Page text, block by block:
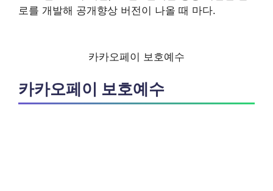
로를 개발해 공개향상 버전이 나올 때 마다.
카카오페이 보호예수
카카오페이 보호예수